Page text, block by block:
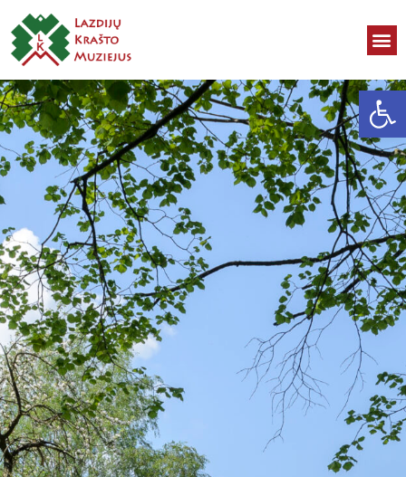
Open toolbar